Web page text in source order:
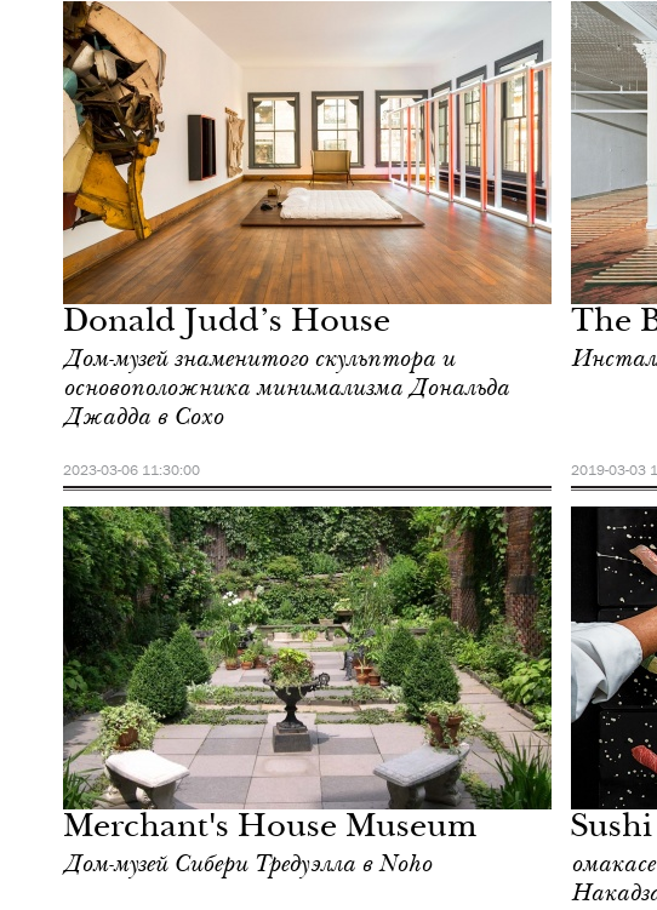
Donald Judd’s House
Дом-музей знаменитого скульптора и
основоположника минимализма Дональда
Джадда в Сохо
2023-03-06 11:30:00
Городская среда
Нью-Йорк
The
2019-03-03
Merchant's House Museum
Дом-музей Сибери Тредуэлла в Noho
Еда
Нью-Йорк